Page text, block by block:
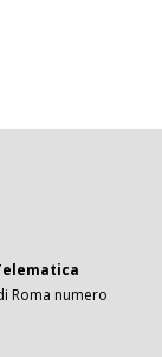
Roma numero